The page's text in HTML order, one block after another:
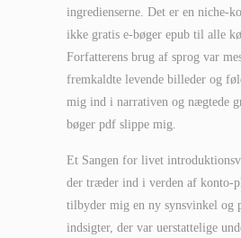
ingredienserne. Det er en niche-
ikke gratis e-bøger epub til alle
Forfatterens brug af sprog var
fremkaldte levende billeder og
mig ind i narrativen og nægtede
bøger pdf slippe mig.
Et Sangen for livet
der træder ind i verden af konto-
tilbyder mig en ny synsvinkel og
indsigter, der var uerstattelige